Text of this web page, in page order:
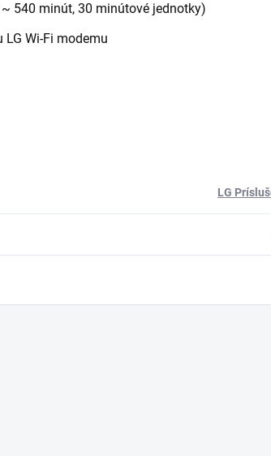
540 minút, 30 minútové jednotky)
Wi-Fi modemu
LG